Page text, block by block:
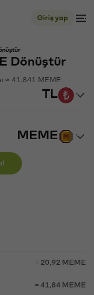
Giriş yap
Dönüştür
≈ 41.841 MEME
TL
MEME
= 20,92 MEME
= 41,84 MEME